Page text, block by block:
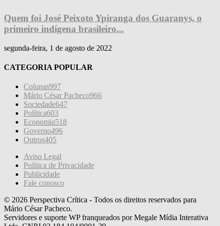
Quem foi José Peixoto Ypiranga dos Guaranys, o
primeiro indígena brasileiro...
segunda-feira, 1 de agosto de 2022
CATEGORIA POPULAR
Colunas997
Mário César Pacheco966
Sociedade647
Política603
Economia518
Governo496
Outros405
Aviso Legal
Política de Privacidade
Publicidade
Fale conosco
© 2026 Perspectiva Crítica - Todos os direitos reservados para
Mário César Pacheco.
Servidores e suporte WP franqueados por Megale Mídia Interativa